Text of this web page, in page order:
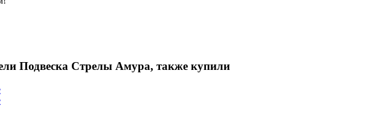
Подвеска Стрелы Амура, также купили